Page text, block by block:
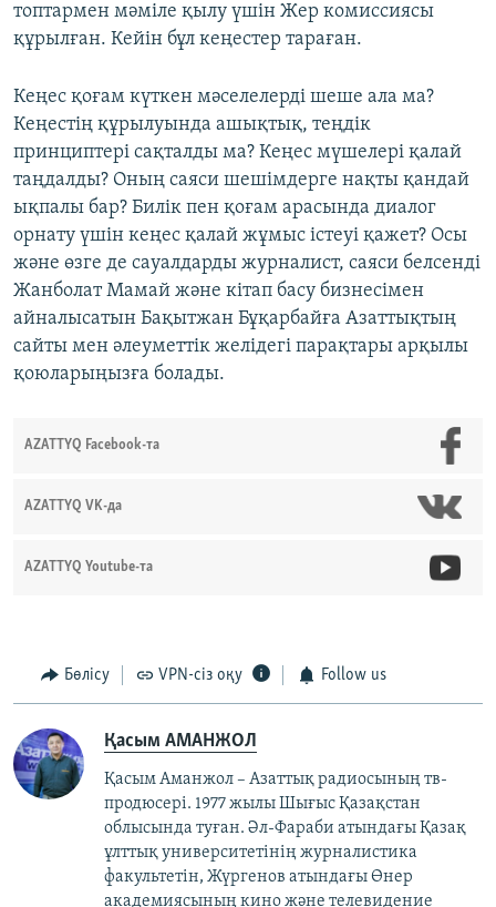
топтармен мәміле қылу үшін Жер комиссиясы
құрылған. Кейін бұл кеңестер тараған.
Кеңес қоғам күткен мәселелерді шеше ала ма?
Кеңестің құрылуында ашықтық, теңдік
принциптері сақталды ма? Кеңес мүшелері қалай
таңдалды? Оның саяси шешімдерге нақты қандай
ықпалы бар? Билік пен қоғам арасында диалог
орнату үшін кеңес қалай жұмыс істеуі қажет? Осы
және өзге де сауалдарды журналист, саяси белсенді
Жанболат Мамай және кітап басу бизнесімен
айналысатын Бақытжан Бұқарбайға Азаттықтың
сайты мен әлеуметтік желідегі парақтары арқылы
қоюларыңызға болады.
AZATTYQ Facebook-та
AZATTYQ VK-да
AZATTYQ Youtube-та
Бөлісу VPN-сіз оқу Follow us
Қасым АМАНЖОЛ
Қасым Аманжол – Азаттық радиосының тв-
продюсері. 1977 жылы Шығыс Қазақстан
облысында туған. Әл-Фараби атындағы Қазақ
ұлттық университетінің журналистика
факультетін, Жүргенов атындағы Өнер
академиясының кино және телевидение